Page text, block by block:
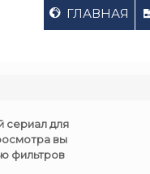
ГЛАВНАЯ
сериал для
вы
фильтров